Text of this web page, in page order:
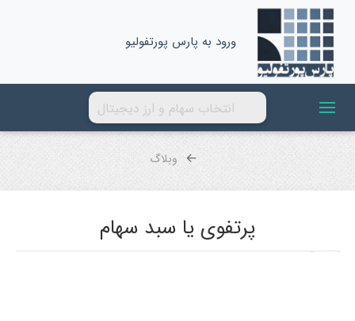
ورود به پارس پورتفولیو
وبلاگ
پرتفوی یا سبد سهام